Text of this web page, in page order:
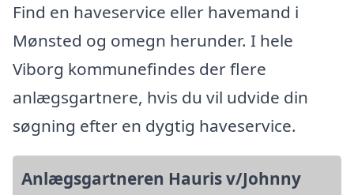
Find en haveservice eller havemand i
Mønsted og omegn herunder. I hele
Viborg kommunefindes der flere
anlægsgartnere, hvis du vil udvide din
søgning efter en dygtig haveservice.
Anlægsgartneren Hauris v/Johnny